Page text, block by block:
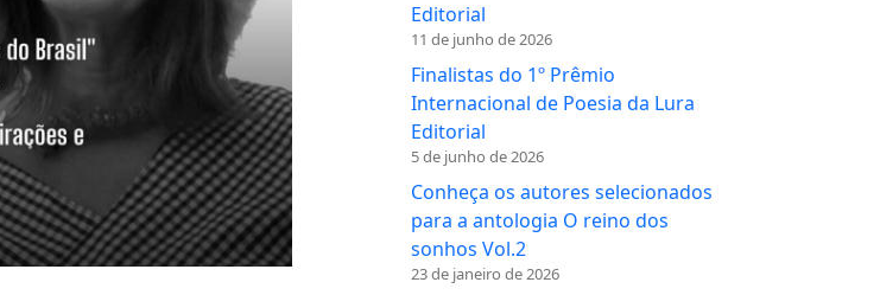
Editorial
11 de junho de 2026
Finalistas do 1º Prêmio
Internacional de Poesia da Lura
Editorial
5 de junho de 2026
Conheça os autores selecionados
para a antologia O reino dos
sonhos Vol.2
23 de janeiro de 2026